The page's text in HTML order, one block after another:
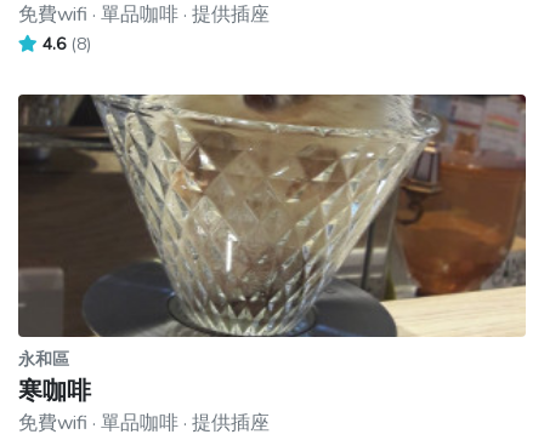
免費wifi · 單品咖啡 · 提供插座
4.6 (8)
永和區
寒咖啡
免費wifi · 單品咖啡 · 提供插座